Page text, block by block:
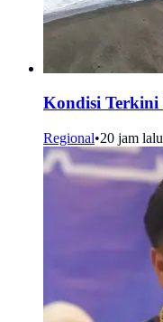
Kondisi Terkini
Regional•20 jam lalu